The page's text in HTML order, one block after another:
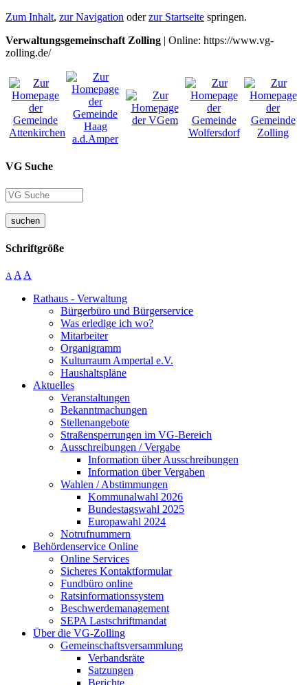
Zum Inhalt, zur Navigation oderzur Startseite springen.
Verwaltungsgemeinschaft Zolling | Online: https://www.vg-
zolling.de/
VG Suche
suchen
Schriftgröße
A A A
Rathaus - Verwaltung
Bürgerbüro und Bürgerservice
Was erledige ich wo?
Mitarbeiter
Organigramm
Kulturraum Ampertal e.V.
Haushaltspläne
Aktuelles
Veranstaltungen
Bekanntmachungen
Stellenangebote
Straßensperrungen im VG-Bereich
Ausschreibungen / Vergabe
Information über Ausschreibungen
Information über Vergaben
Wahlen / Abstimmungen
Kommunalwahl 2026
Bundestagswahl 2025
Europawahl 2024
Notrufnummern
Behördenservice Online
Online Services
Sicheres Kontaktformular
Fundbüro online
Ratsinformationssystem
Beschwerdemanagement
SEPA Lastschriftmandat
Über die VG-Zolling
Gemeinschaftsversammlung
Verbandsräte
Satzungen
Berichte